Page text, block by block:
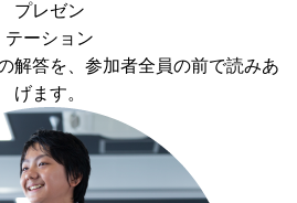
プレゼン
テーション
解答を、参加者全員の前で読みあ
げます。